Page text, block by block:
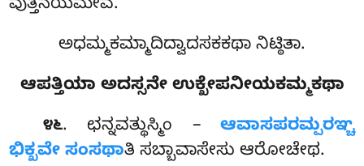
ವುತ್ತನಯಮೇವ.
ಅಧಮ್ಮಕಮ್ಮಾದಿದ್ವಾದಸಕಕಥಾ ನಿಟ್ಠಿತಾ.
ಆಪತ್ತಿಯಾ ಅದಸ್ಸನೇ ಉಕ್ಖೇಪನೀಯಕಮ್ಮಕಥಾ
೪೬. ಛನ್ನವತ್ಥುಸ್ಮಿಂ – ಆವಾಸಪರಮ್ಪರಞ್ಚ
ಭಿಕ್ಖವೇ ಸಂಸಥಾತಿ ಸಬ್ಬಾವಾಸೇಸು ಆರೋಚೇಥ.